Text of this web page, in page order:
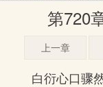
第720
上一章
白衍心口骤